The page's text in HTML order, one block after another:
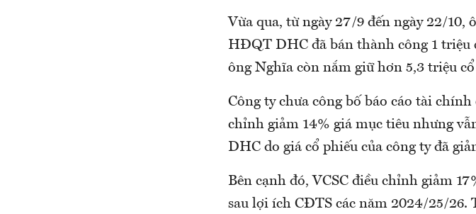
Vừa qua, từ ngày 27/9 đến ngày 22/
HĐQT DHC đã bán thành công 1 triệu
ông Nghĩa còn nắm giữ hơn 5,3 triệu
Công ty chưa công bố báo cáo tài
chỉnh giảm 14% giá mục tiêu nhưng
DHC do giá cổ phiếu của công ty đã
Bên cạnh đó, VCSC điều chỉnh giảm
sau lợi ích CĐTS các năm 2024/25/26.